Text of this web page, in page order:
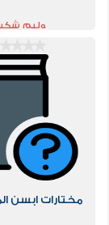
وليم
مختارات ابسن